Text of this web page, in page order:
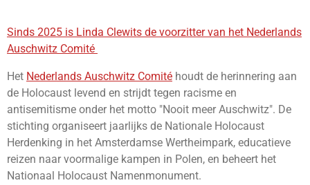
Sinds 2025 is Linda Clewits de voorzitter van het Nederlands
Auschwitz Comité
Het Nederlands Auschwitz Comité houdt de herinnering aan
de Holocaust levend en strijdt tegen racisme en
antisemitisme onder het motto "Nooit meer Auschwitz". De
stichting organiseert jaarlijks de Nationale Holocaust
Herdenking in het Amsterdamse Wertheimpark, educatieve
reizen naar voormalige kampen in Polen, en beheert het
Nationaal Holocaust Namenmonument.